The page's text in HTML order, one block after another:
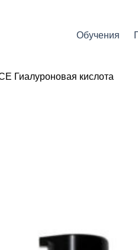
Обучения
Гиалуроновая кислота